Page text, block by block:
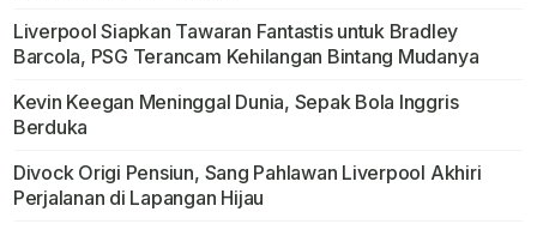
Liverpool Siapkan Tawaran Fantastis untuk Bradley
Barcola, PSG Terancam Kehilangan Bintang Mudanya
Kevin Keegan Meninggal Dunia, Sepak Bola Inggris
Berduka
Divock Origi Pensiun, Sang Pahlawan Liverpool Akhiri
Perjalanan di Lapangan Hijau